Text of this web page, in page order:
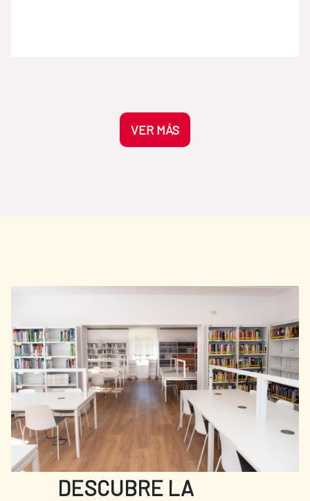
lo definió como “el primer artista moderno
colombiano” por la originalidad de su
lenguaje pictórico. La obra fue prestada en
versión: La mesa del Gólgota, Óleo sobre
información consultar el catálogo: Blanco
Conde, Mª. (2016). Catálogo de la colección
artística de la Agencia. AECID. Disponible
en línea.
VER MÁS
DESCUBRE LA